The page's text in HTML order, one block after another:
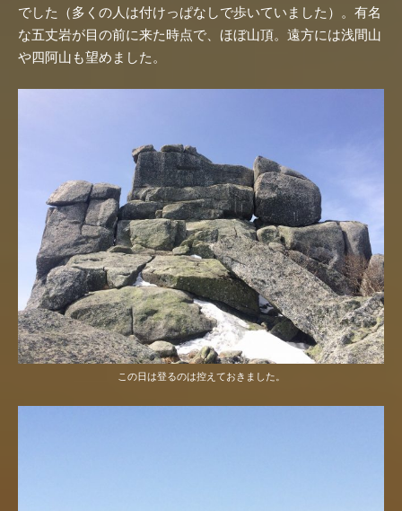
でした（多くの人は付けっぱなしで歩いていました）。有名
な五丈岩が目の前に来た時点で、ほぼ山頂。遠方には浅間山
や四阿山も望めました。
この日は登るのは控えておきました。